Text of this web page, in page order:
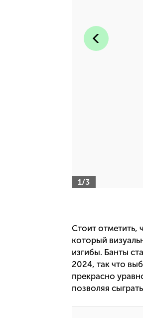
1/3
Стоит отметить,
который
изгибы. Банты
2024, так что
прекрасно
позволяя